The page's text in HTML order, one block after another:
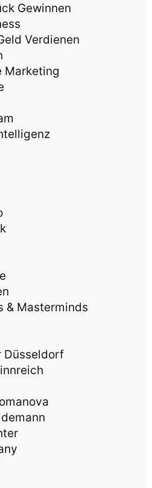
Gewinnen
Verdienen
Marketing
& Masterminds
Düsseldorf